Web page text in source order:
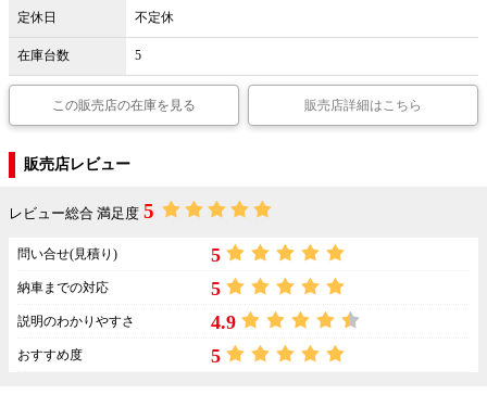
定休日 不定休
在庫台数 5
この販売店の在庫を見る 販売店詳細はこちら
販売店レビュー
レビュー総合 満足度 5
問い合せ(見積り) 5
納車までの対応 5
説明のわかりやすさ 4.9
おすすめ度 5